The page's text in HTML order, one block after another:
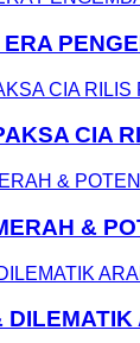
CIA
&